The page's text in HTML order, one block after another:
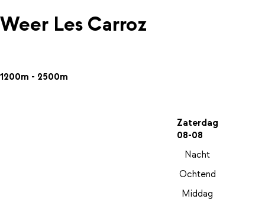
Weer Les Carroz
1200m - 2500m
Zaterdag
08-08
Nacht
Ochtend
Middag